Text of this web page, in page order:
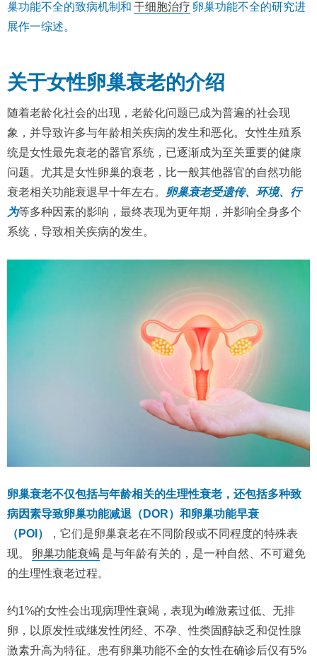
巢功能不全的致病机制和 干细胞治疗 卵巢功能不全的研究进
展作一综述。
关于女性卵巢衰老的介绍
随着老龄化社会的出现，老龄化问题已成为普遍的社会现
象，并导致许多与年龄相关疾病的发生和恶化。女性生殖系
统是女性最先衰老的器官系统，已逐渐成为至关重要的健康
问题。尤其是女性卵巢的衰老，比一般其他器官的自然功能
衰老相关功能衰退早十年左右。
卵巢衰老受遗传、环境、行
为等多种因素的影响，最终表现为更年期，并影响全身多个
系统，导致相关疾病的发生。
卵巢衰老不仅包括与年龄相关的生理性衰老，还包括多种致
病因素导致卵巢功能减退（DOR）和卵巢功能早衰
（POI）
，它们是卵巢衰老在不同阶段或不同程度的特殊表
现。
卵巢功能衰竭 是与年龄有关的，是一种自然、不可避免
的生理性衰老过程。
约1%的女性会出现病理性衰竭，表现为雌激素过低、无排
卵，以原发性或继发性闭经、不孕、性类固醇缺乏和促性腺
激素升高为特征。患有卵巢功能不全的女性在确诊后仅有5%